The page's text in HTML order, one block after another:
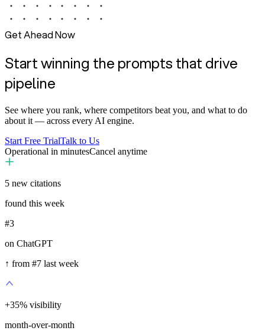
Get Ahead Now
Start winning the prompts that drive
pipeline
See where you rank, where competitors beat you, and what to do
about it — across every AI engine.
Start Free TrialTalk to Us
Operational in minutesCancel anytime
5 new citations
found this week
#3
on ChatGPT
↑ from #7 last week
+35% visibility
month-over-month